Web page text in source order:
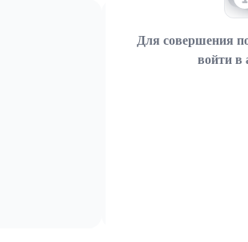
Для совершения
войти в